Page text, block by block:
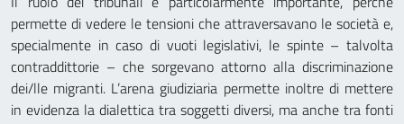
permette di vedere le tensioni che attraversavano le società e,
specialmente in caso di vuoti legislativi, le spinte – talvolta
contraddittorie – che sorgevano attorno alla discriminazione
dei/lle migranti. L’arena giudiziaria permette inoltre di mettere
in evidenza la dialettica tra soggetti diversi, ma anche tra fonti